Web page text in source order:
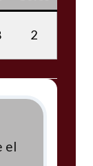
2
el